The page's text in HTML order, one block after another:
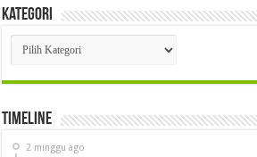
Kategori
Kategori
Timeline
2 minggu ago